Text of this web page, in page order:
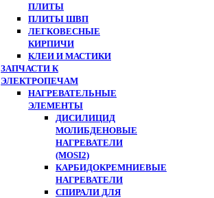
ПЛИТЫ
ПЛИТЫ ШВП
ЛЕГКОВЕСНЫЕ
КИРПИЧИ
КЛЕИ И МАСТИКИ
ЗАПЧАСТИ К
ЭЛЕКТРОПЕЧАМ
НАГРЕВАТЕЛЬНЫЕ
ЭЛЕМЕНТЫ
ДИСИЛИЦИД
МОЛИБДЕНОВЫЕ
НАГРЕВАТЕЛИ
(MOSI2)
КАРБИДОКРЕМНИЕВЫЕ
НАГРЕВАТЕЛИ
СПИРАЛИ ДЛЯ